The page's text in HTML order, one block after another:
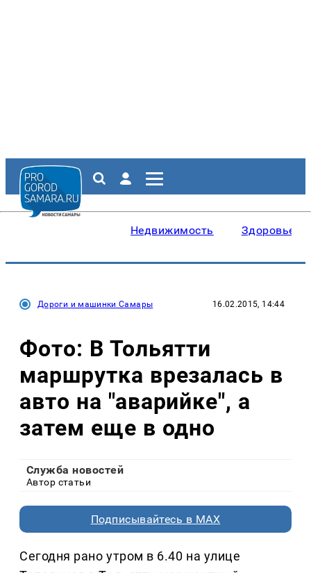
Недвижимость Здоровье
Дороги и машинки Самары 16.02.2015, 14:44
Фото: В Тольятти
маршрутка врезалась в
авто на "аварийке", а
затем еще в одно
Служба новостей
Автор статьи
Подписывайтесь в MAX
Сегодня рано утром в 6.40 на улице